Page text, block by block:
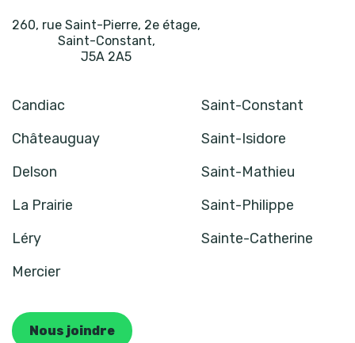
260, rue Saint-Pierre, 2e étage,
Saint-Constant,
J5A 2A5
Candiac
Saint-Constant
Châteauguay
Saint-Isidore
Delson
Saint-Mathieu
La Prairie
Saint-Philippe
Léry
Sainte-Catherine
Mercier
Nous joindre